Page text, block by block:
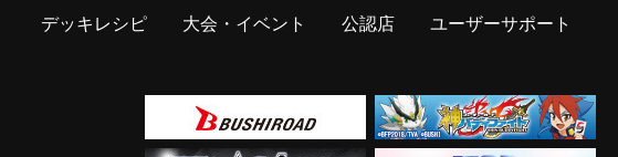
デッキレシピ
大会・イベント 公認店 ユーザーサポート